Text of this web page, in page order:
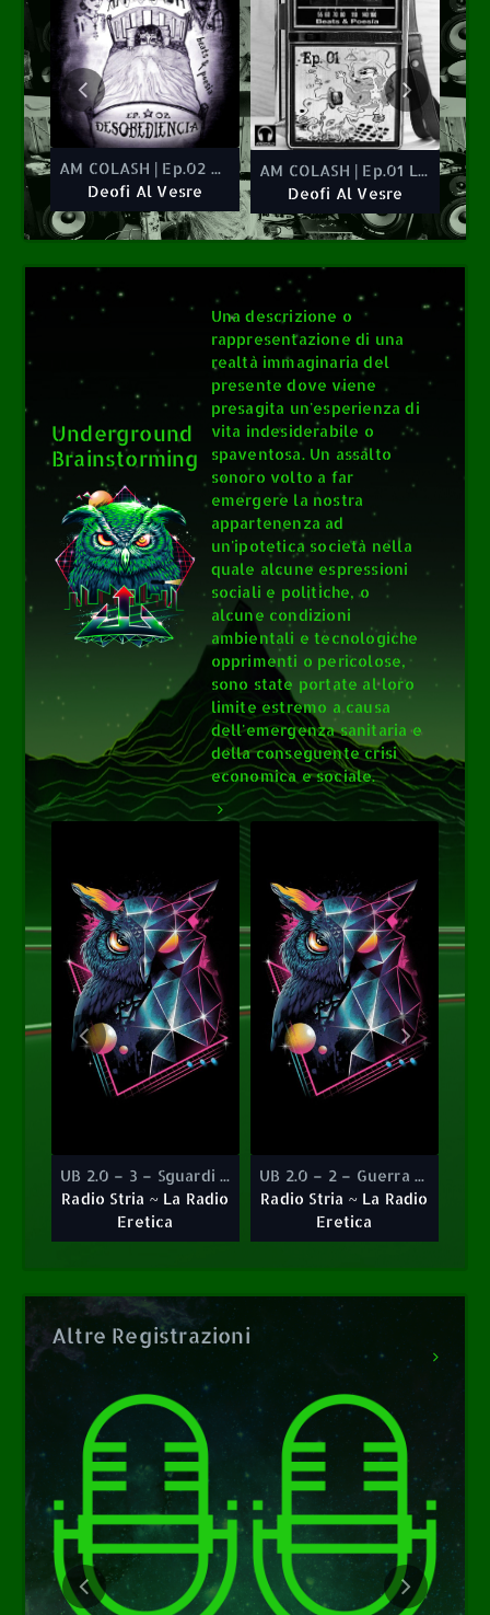
AM COLASH | Ep.01 Las Cosas Claras
0
AM COLASH | Ep.02 Desobediencia
Deofi Al
Vesre
AM COLASH | Ep.02 Desobediencia
Deofi Al Vesre
0
AM COLASH | Ep.01 Las Cosas Claras
Deofi Al
Vesre
AM COLASH | Ep.01 Las Cosas Claras
Deofi Al Vesre
Underground
Brainstorming
Una descrizione o
rappresentazione di una
realtà immaginaria del
presente dove viene
presagita un'esperienza di
vita indesiderabile o
spaventosa. Un assalto
sonoro volto a far
emergere la nostra
appartenenza ad
un'ipotetica società nella
quale alcune espressioni
sociali e politiche, o
alcune condizioni
ambientali e tecnologiche
opprimenti o pericolose,
sono state portate al loro
limite estremo a causa
dell'emergenza sanitaria e
della conseguente crisi
economica e sociale.
0
UB 2.0 – 3 – Sguardi Sanitari
Radio Stria ~
La Radio
Eretica
UB 2.0 – 3 – Sguardi Sanitari
Radio Stria ~ La Radio
Eretica
0
UB 2.0 – 2 – Guerra Mediatica
Radio Stria ~
La Radio
Eretica
UB 2.0 – 2 – Guerra Mediatica
Radio Stria ~ La Radio
Eretica
Altre Registrazioni
0
unquillo
Radio Stria ~
1
Demolizioni Rapide Città di Lugano
Radio Stria ~